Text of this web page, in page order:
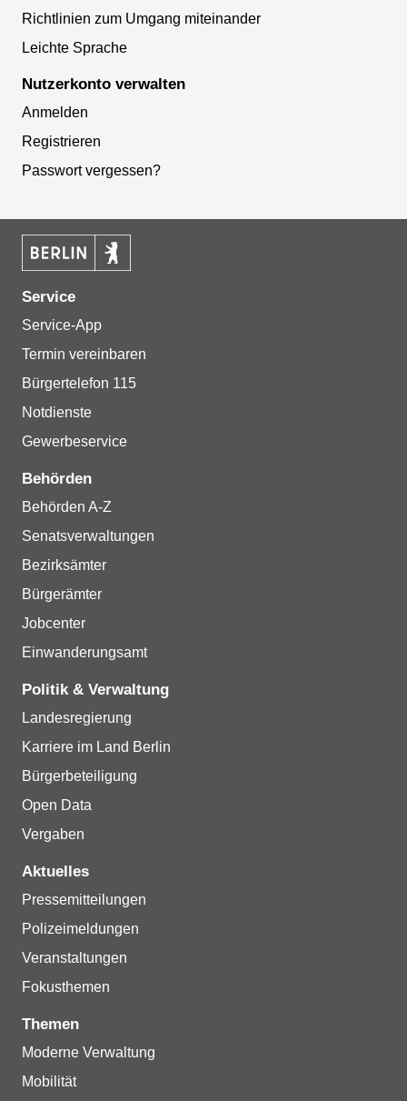
Richtlinien zum Umgang miteinander
Leichte Sprache
Nutzerkonto verwalten
Anmelden
Registrieren
Passwort vergessen?
Service
Service-App
Termin vereinbaren
Bürgertelefon 115
Notdienste
Gewerbeservice
Behörden
Behörden A-Z
Senatsverwaltungen
Bezirksämter
Bürgerämter
Jobcenter
Einwanderungsamt
Politik & Verwaltung
Landesregierung
Karriere im Land Berlin
Bürgerbeteiligung
Open Data
Vergaben
Aktuelles
Pressemitteilungen
Polizeimeldungen
Veranstaltungen
Fokusthemen
Themen
Moderne Verwaltung
Mobilität